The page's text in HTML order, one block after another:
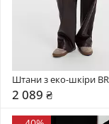
Штани з еко-шкіри
2 089 ₴